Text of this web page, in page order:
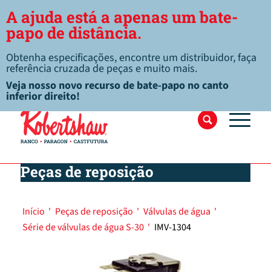
A ajuda está a apenas um bate-
papo de distância.
Obtenha especificações, encontre um distribuidor, faça
referência cruzada de peças e muito mais.
Veja nosso novo recurso de bate-papo no canto
inferior direito!
Peças de reposição
Início ' Peças de reposição ' Válvulas de água '
Série de válvulas de água S-30 ' IMV-1304